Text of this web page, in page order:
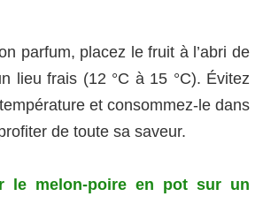
parfum, placez le fruit à l’abri de
lieu frais (12 °C à 15 °C). Évitez
et consommez-le dans
de toute sa saveur.
le melon-poire en pot sur un